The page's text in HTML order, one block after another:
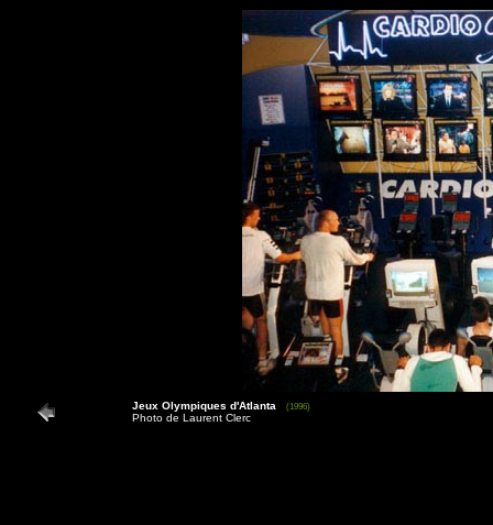
Jeux Olympiques d'Atlanta (1996)
Photo de Laurent Clerc